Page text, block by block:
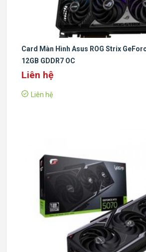
Card Màn Hình Asus ROG Strix
12GB GDDR7 OC
Liên hệ
Liên hệ